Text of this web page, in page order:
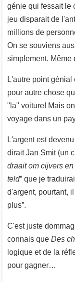
génie qui fessait le
jeu disparait de
millions de
On se souviens
simplement. Même
L'autre point
pour autre chose
"la" voiture! Mais
voyage dans un
L'argent est
dirait Jan Smit (un
draait om cijvers
teld” que je
d'argent, pourtant,
plus”.
C'est juste
connais que Des
logique et de la
pour gagner…